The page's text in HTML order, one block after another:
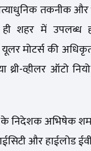
तकनीक और
ही शहर में उपलब्ध
मोटर्स की
व्हीलर ऑटो
के निदेशक अभिषेक
और हाईलोड